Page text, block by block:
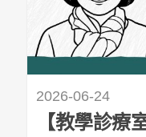
2026-06-24
【教學診療